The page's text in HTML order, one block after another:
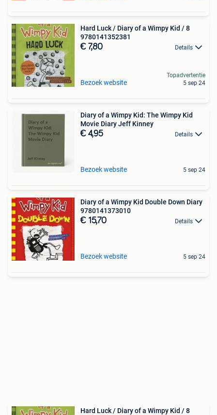
Hard Luck / Diary of a Wimpy Kid / 8
9780141352381
€ 7,80 Details
Bezoek website
Topadvertentie
5 sep 24
Diary of a Wimpy Kid: The Wimpy Kid
Movie Diary Jeff Kinney
€ 4,95 Details
Bezoek website 5 sep 24
Diary of a Wimpy Kid Double Down Diary
9780141373010
€ 15,70 Details
Bezoek website 5 sep 24
Hard Luck / Diary of a Wimpy Kid / 8